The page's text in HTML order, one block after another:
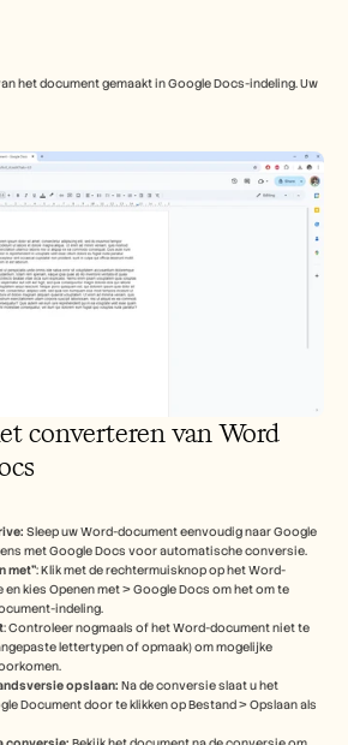
het document gemaakt in Google Docs-indeling. Uw
converteren van Word
Sleep uw Word-document eenvoudig naar Google
met Google Docs voor automatische conversie.
met": Klik met de rechtermuisknop op het Word-
kies Openen met > Google Docs om het om te
indeling.
: Controleer nogmaals of het Word-document niet te
lettertypen of opmaak) om mogelijke
opslaan: Na de conversie slaat u het
Document door te klikken op Bestand > Opslaan als